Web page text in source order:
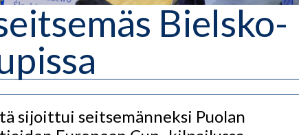
Bielsko-
sijoittui seitsemänneksi Puolan